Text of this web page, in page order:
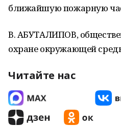
ближайшую пожарную
В. АБУТАЛИПОВ,
охране окружающей
Читайте нас